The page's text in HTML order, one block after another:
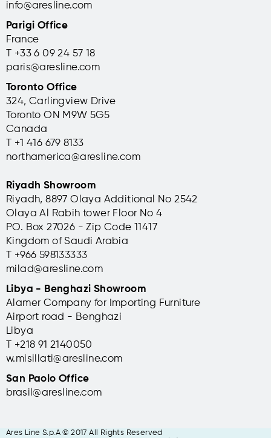
info@aresline.com
Parigi Office
France
T +33 6 09 24 57 18
paris@aresline.com
Toronto Office
324, Carlingview Drive
Toronto ON M9W 5G5
Canada
T +1 416 679 8133
northamerica@aresline.com
Riyadh Showroom
Riyadh, 8897 Olaya Additional No 2542
Olaya Al Rabih tower Floor No 4
PO. Box 27026 - Zip Code 11417
Kingdom of Saudi Arabia
T +966 598133333
milad@aresline.com
Libya - Benghazi Showroom
Alamer Company for Importing Furniture
Airport road - Benghazi
Libya
T +218 91 2140050
w.misillati@aresline.com
San Paolo Office
brasil@aresline.com
Ares Line S.p.A © 2017 All Rights Reserved